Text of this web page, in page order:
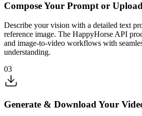
Compose Your Prompt or
Describe your vision with a detailed text
reference image. The HappyHorse API
and image-to-video workflows with
understanding.
03
Generate & Download Your